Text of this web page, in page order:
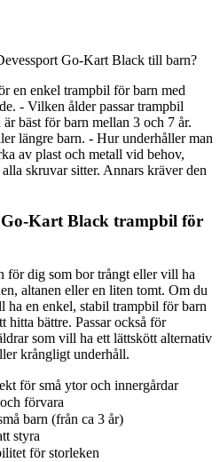
Go-Kart Black till barn?
en enkel trampbil för barn med
- Vilken ålder passar trampbil
bäst för barn mellan 3 och 7 år.
längre barn. - Hur underhåller man
av plast och metall vid behov,
skruvar sitter. Annars kräver den
Go-Kart Black trampbil för
för dig som bor trångt eller vill ha
altanen eller en liten tomt. Om du
ha en enkel, stabil trampbil för barn
hitta bättre. Passar också för
som vill ha ett lättskött alternativ
krångligt underhåll.
för små ytor och innergårdar
förvara
barn (från ca 3 år)
styra
för storleken